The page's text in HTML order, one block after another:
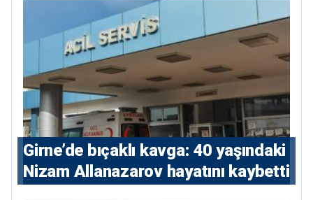
Girne’de bıçaklı kavga: 40 yaşındaki
Nizam Allanazarov hayatını kaybetti